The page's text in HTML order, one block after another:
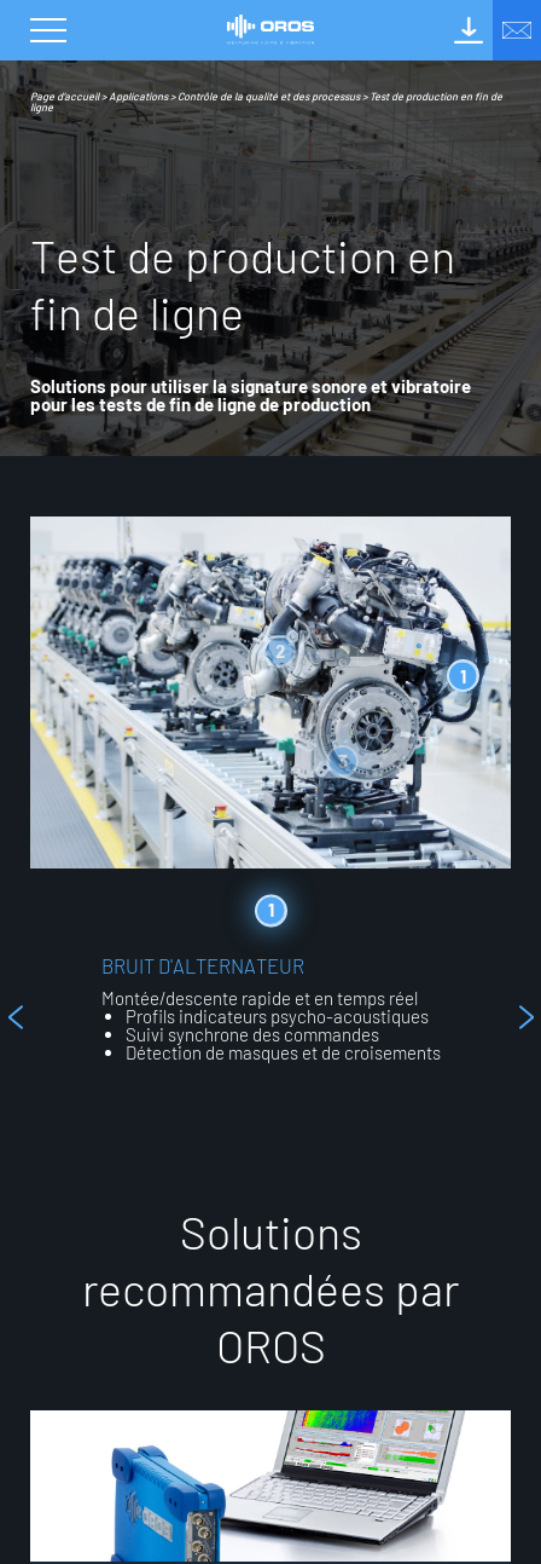
Page d’accueil>Applications>Contrôle de la qualité et des processus>Test de production en fin de
ligne
Test deproductionen
findeligne
Solutions pour utiliser la signature sonore et vibratoire
pour les tests de fin de ligne de production
1
2
3
1
BRUIT D'AL TERNATEUR
Montée/descente rapide et en temps réel
Profils indicateurs psycho-acoustiques
Suivi synchrone des commandes
Détection de masques et de croisements
Solutions
recommandées par
OROS